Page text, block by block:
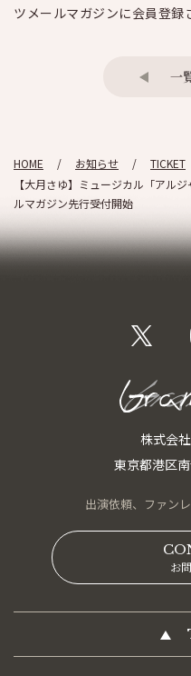
ツメールマガジンに会員登録
一
HOME お知らせ
TICKET
【大月さゆ】ミュージカル「アル
ルマガジン先行受付開始
株式会
東京都港区
出演依頼、 ファン
お